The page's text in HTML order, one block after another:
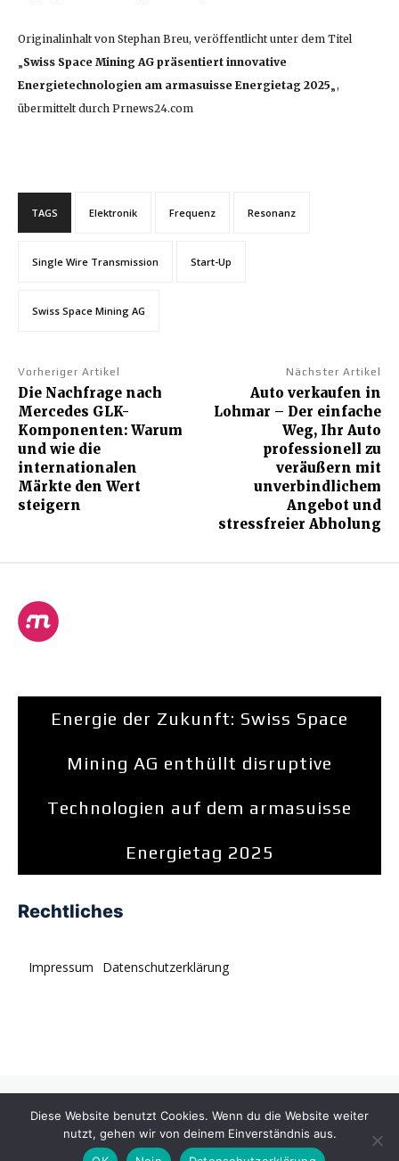
Originalinhalt von Stephan Breu, veröffentlicht unter dem Titel
Swiss Space Mining AG präsentiert innovative
Energietechnologien am armasuisse Energietag 2025 „,
übermittelt durch Prnews24.com
TAGS Elektronik Frequenz Resonanz
Single Wire Transmission Start-Up
Swiss Space Mining AG
Vorheriger Artikel
Die Nachfrage nach
Mercedes GLK-
Komponenten: Warum
und wie die
internationalen
Märkte den Wert
steigern
Nächster Artikel
Auto verkaufen in
Lohmar – Der einfache
Weg, Ihr Auto
professionell zu
veräußern mit
unverbindlichem
Angebot und
stressfreier Abholung
Energie der Zukunft: Swiss Space
Mining AG enthüllt disruptive
Technologien auf dem armasuisse
Energietag 2025
Rechtliches
Impressum Datenschutzerklärung
multipurpose Prebuilt Website with a wide range of usability.
Diese Website benutzt Cookies. Wenn du die Website weiter
nutzt, gehen wir von deinem Einverständnis aus.